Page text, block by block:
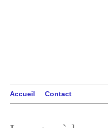
Accueil Contact